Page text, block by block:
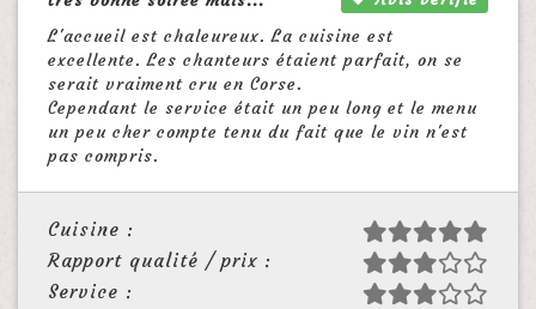
L'accueil est chaleureux. La cuisine est
excellente. Les chanteurs étaient parfait, on se
serait vraiment cru en Corse.
Cependant le service était un peu long et le menu
un peu cher compte tenu du fait que le vin n'est
pas compris.
Cuisine :
Rapport qualité / prix :
Service :